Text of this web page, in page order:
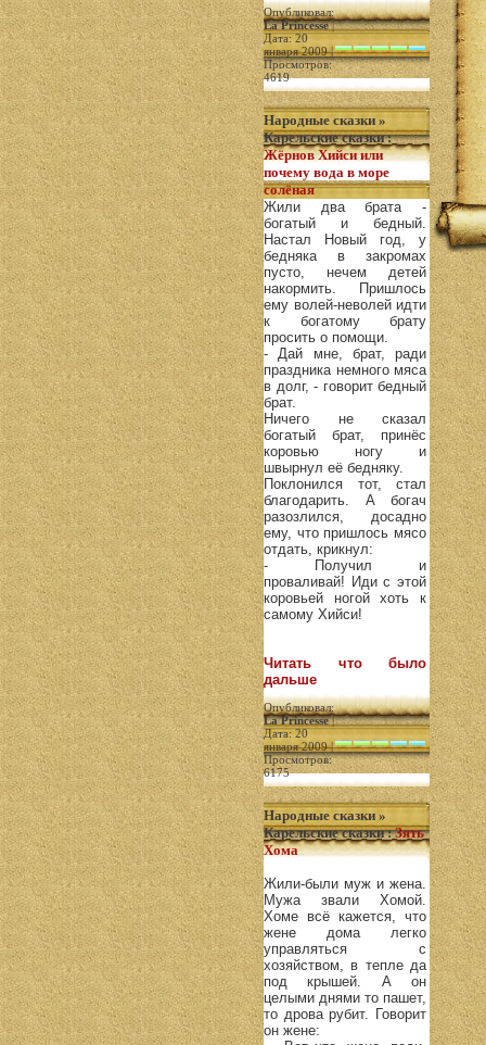
Опубликовал:
La Princesse|
Дата: 20
января 2009 |
Просмотров:
4619
Народные сказки »
Карельские сказки:
Жёрнов Хийси или
почему вода в море
солёная
Жили два брата -
богатый и бедный.
Настал Новый год, у
бедняка в закромах
пусто, нечем детей
накормить. Пришлось
ему волей-неволей идти
к богатому брату
просить о помощи.
- Дай мне, брат, ради
праздника немного мяса
в долг, - говорит бедный
брат.
Ничего не сказал
богатый брат, принёс
коровью ногу и
швырнул её бедняку.
Поклонился тот, стал
благодарить. А богач
разозлился, досадно
ему, что пришлось мясо
отдать, крикнул:
- Получил и
проваливай! Иди с этой
коровьей ногой хоть к
самому Хийси!
Читать что было
дальше
Опубликовал:
La Princesse|
Дата: 20
января 2009 |
Просмотров:
6175
Народные сказки »
Карельские сказки:Зять
Хома
Жили-были муж и жена.
Мужа звали Хомой.
Хоме всё кажется, что
жене дома легко
управляться с
хозяйством, в тепле да
под крышей. А он
целыми днями то пашет,
то дрова рубит. Говорит
он жене: